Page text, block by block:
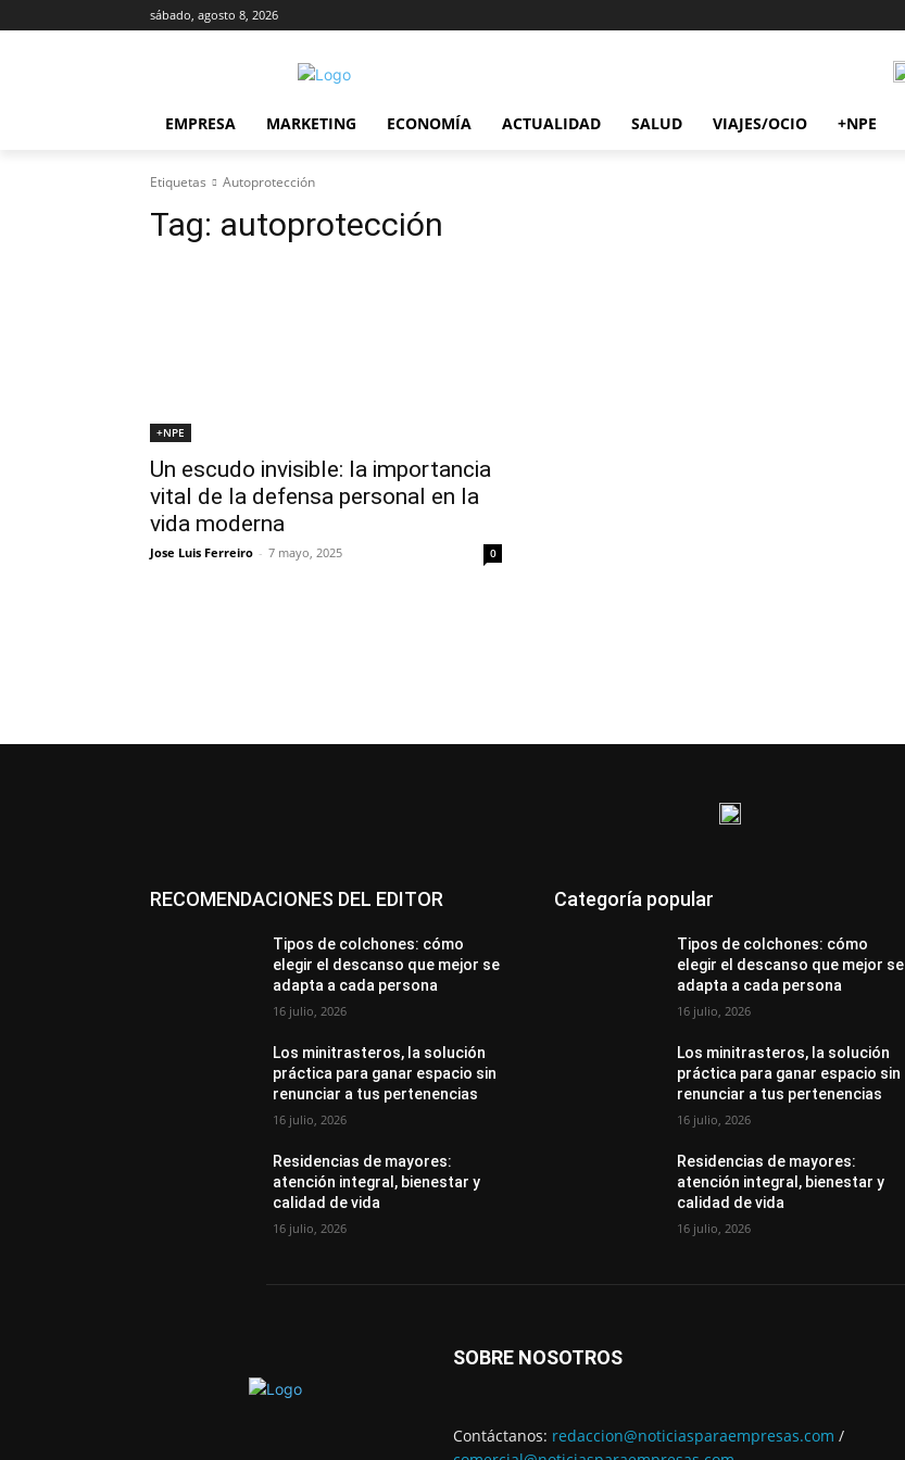
sábado, agosto 8, 2026
EMPRESA MARKETING ECONOMÍA ACTUALIDAD SALUD VIAJES/OCIO +NPE
Etiquetas Autoprotección
Tag: autoprotección
+NPE
Un escudo invisible: la importancia
vital de la defensa personal en la
vida moderna
Jose Luis Ferreiro - 7 mayo, 2025 0
RECOMENDACIONES DEL EDITOR
Tipos de colchones: cómo
elegir el descanso que mejor se
adapta a cada persona
16 julio, 2026
Los minitrasteros, la solución
práctica para ganar espacio sin
renunciar a tus pertenencias
16 julio, 2026
Residencias de mayores:
atención integral, bienestar y
calidad de vida
16 julio, 2026
Categoría popular
Tipos de colchones: cómo
elegir el descanso que mejor se
adapta a cada persona
16 julio, 2026
Los minitrasteros, la solución
práctica para ganar espacio sin
renunciar a tus pertenencias
16 julio, 2026
Residencias de mayores:
atención integral, bienestar y
calidad de vida
16 julio, 2026
SOBRE NOSOTROS
Contáctanos: redaccion@noticiasparaempresas.com /